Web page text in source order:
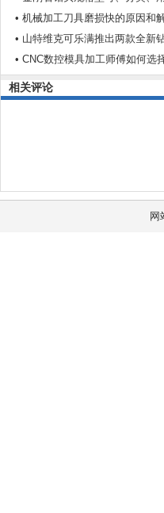
• 机械加工刀具磨损快的原因和
• 山特维克可乐满推出两款全新
• CNC数控模具加工师傅如何选
相关评论
网